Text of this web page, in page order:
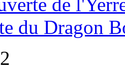
du Dragon